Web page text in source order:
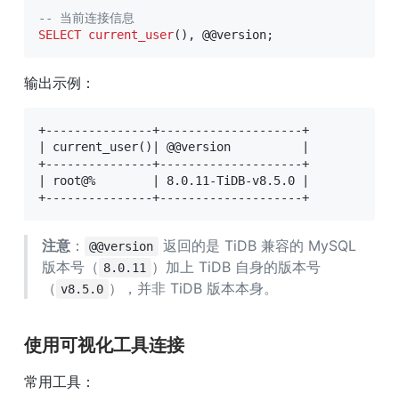
-- 当前连接信息
SELECT current_user( ) , @@version;
输出示例：
+---------------+--------------------+
| current_user()| @@version          |
+---------------+--------------------+
| root@%        | 8.0.11-TiDB-v8.5.0 |
+---------------+--------------------+
注意 ： @@version
返回的是 TiDB 兼容的 MySQL
版本号（ 8.0.11
）加上 TiDB 自身的版本号
（ v8.5.0 ），并非 TiDB 版本本身。
使用可视化工具连接
常用工具：